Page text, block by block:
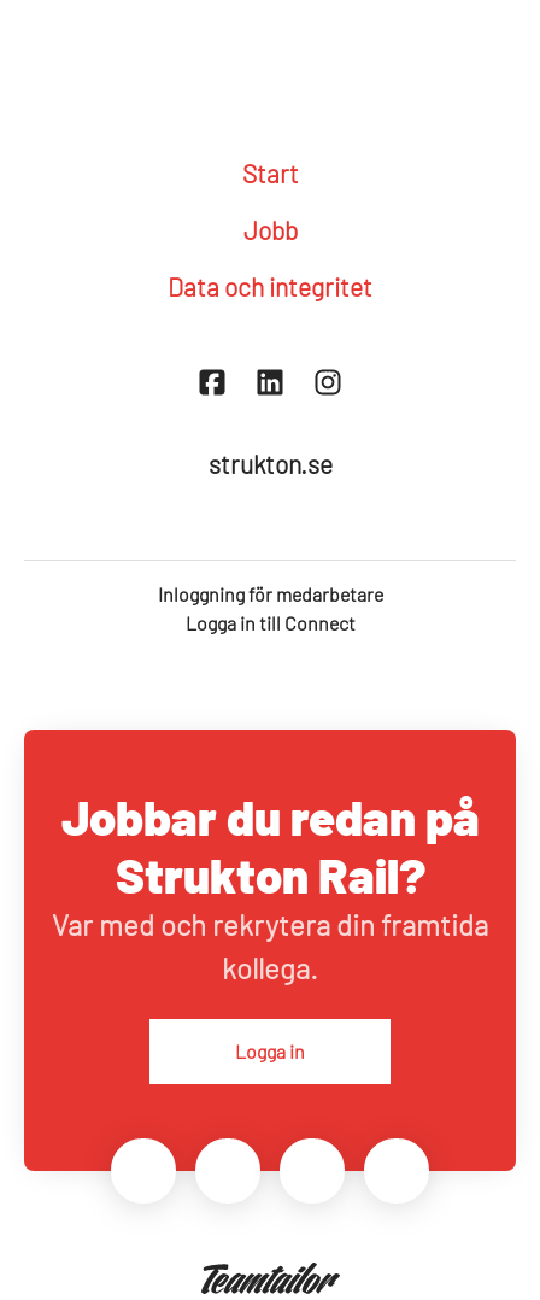
Start
Jobb
Data och integritet
strukton.se
Inloggning för medarbetare
Logga in till Connect
Jobbar du redan på
Strukton Rail?
Var med och rekrytera din framtida
kollega.
Logga in